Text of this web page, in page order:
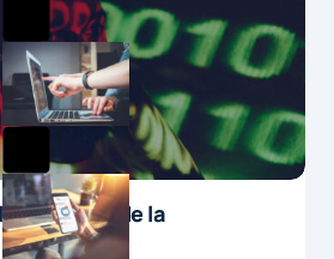
paradoxe de la